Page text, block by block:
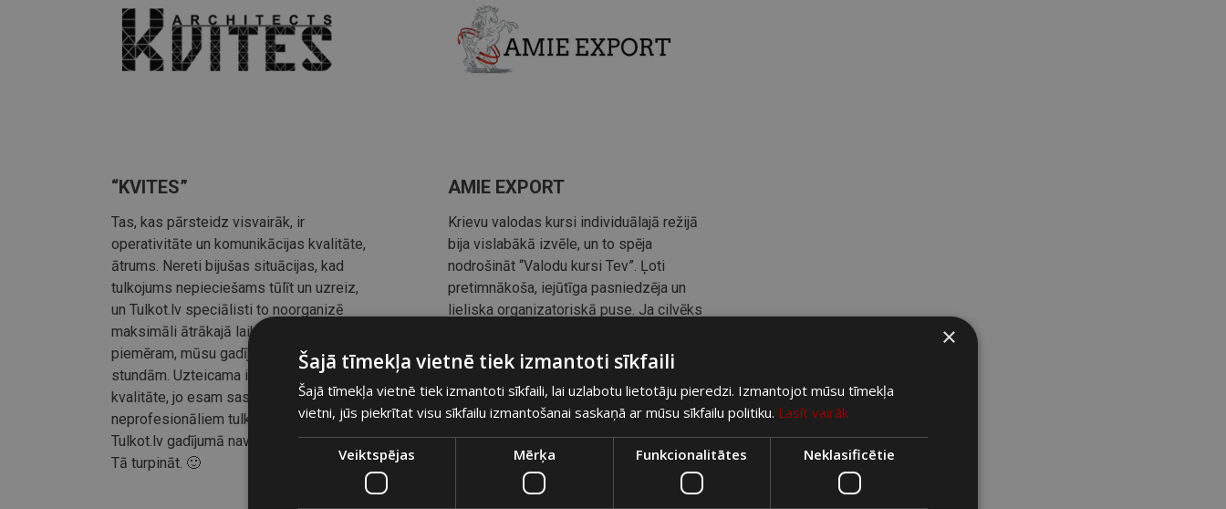
“KVITES”
Tas, kas pārsteidz visvairāk, ir
operativitāte un komunikācijas kvalitāte,
ātrums. Nereti bijušas situācijas, kad
tulkojums nepieciešams tūlīt un uzreiz,
un Tulkot.lv speciālisti to noorganizē
maksimāli ātrākajā laikā, kā bija
piemēram, mūsu gadījumā, jau pēc divām
stundām. Uzteicama ir tulkojumus
kvalitāte, jo esam saskārušies ar ļoti
neprofesionāliem tulkojumiem, ar ko
Tulkot.lv gadījumā nav bijušas problēmas.
Tā turpināt. 🙂
AMIE EXPORT
Krievu valodas kursi individuālajā režijā
bija vislabākā izvēle, un to spēja
nodrošināt “Valodu kursi Tev”. Ļoti
pretimnākoša, iejūtīga pasniedzēja un
lieliska organizatoriskā puse. Ja cilvēks
sarunāties un saprast tās priekšrocības,
rekomendēju un iesaku “Valodas kursus
Tev”!
×
Šajā tīmekļa vietnē tiek izmantoti sīkfaili
Šajā tīmekļa vietnē tiek izmantoti sīkfaili, lai uzlabotu lietotāju pieredzi. Izmantojot mūsu tīmekļa
vietni, jūs piekrītat visu sīkfailu izmantošanai saskaņā ar mūsu sīkfailu politiku. Lasīt vairāk
Veiktspējas Mērķa Funkcionalitātes Neklasificētie